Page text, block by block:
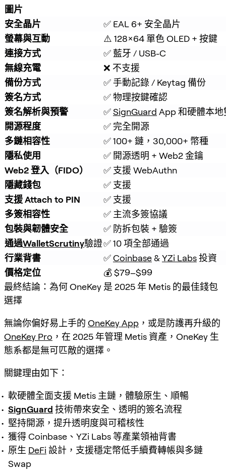
圖片
安全晶片
✅ EAL 6+ 安全晶片
螢幕與互動
⚠️ 128×64 單色 OLED + 按鍵
連接方式
✅ 藍牙 / USB-C
無線充電
❌ 不支援
備份方式
✅ 手動記錄 / Keytag 備份
簽名方式
✅ 物理按鍵確認
簽名解析與預警
✅ SignGuard App 和硬體本
開源程度
✅ 完全開源
多鏈相容性
✅ 100+ 鏈，30,000+ 幣種
隱私使用
✅ 開源透明 + Web2 金鑰
Web2 登入（FIDO）
✅ 支援 WebAuthn
隱藏錢包
✅ 支援
支援 Attach to PIN
✅ 支援
多簽相容性
✅ 主流多簽協議
包裝與韌體安全
✅ 防拆包裝 + 驗簽
通過WalletScrutiny驗證✅ 10 項全部通過
行業背書
✅ Coinbase & YZi Labs 投資
價格定位
💰 $79–$99
最終結論：為何 OneKey 是 2025 年 Metis 的最佳錢包
選擇
無論你偏好易上手的 OneKey App ，或是防護再升級的
OneKey Pro ，在 2025 年管理 Metis 資產，OneKey 生
態系都是無可匹敵的選擇。
關鍵理由如下：
軟硬體全面支援 Metis 主鏈，體驗原生、順暢
SignGuard 技術帶來安全、透明的簽名流程
堅持開源，提升透明度與可稽核性
獲得 Coinbase、YZi Labs 等產業領袖背書
原生 DeFi 設計，支援穩定幣低手續費轉帳與多鏈
Swap